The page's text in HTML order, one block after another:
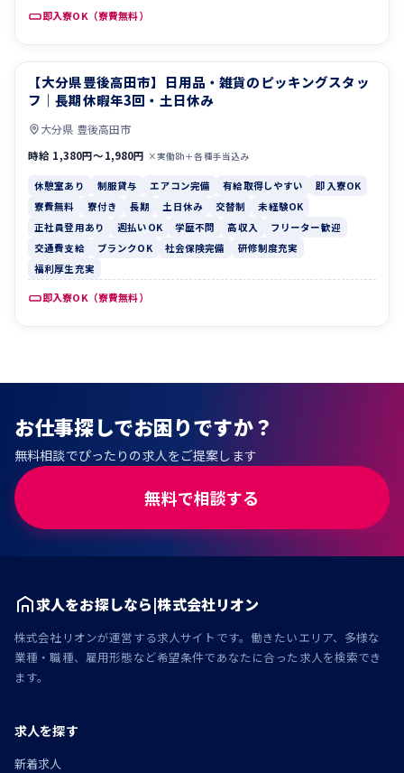
即入寮OK（寮費無料）
休憩室あり 制服貸与
【大分県豊後高田市】日用品・雑貨のピッキングスタッ
フ｜長期休暇年3回・土日休み
大分県 豊後高田市
時給 1,380円〜1,980円 ×実働8h＋各種手当込み
休憩室あり 制服貸与 エアコン完備 有給取得しやすい
即入寮OK
寮費無料
寮付き 長期 土日休み 交替制
未経験OK
正社員登用あり
週払いOK 学歴不問 高収入
フリーター歓迎
交通費支給
ブランクOK 社会保険完備
研修制度充実
福利厚生充実
即入寮OK（寮費無料）
お仕事探しでお困りですか？
無料相談でぴったりの求人をご提案します
無料で相談する
求人をお探しなら|株式会社リオン
株式会社リオンが運営する求人サイトです。働きたいエリア、多様な
業種・職種、雇用形態など希望条件であなたに合った求人を検索でき
ます。
求人を探す
新着求人